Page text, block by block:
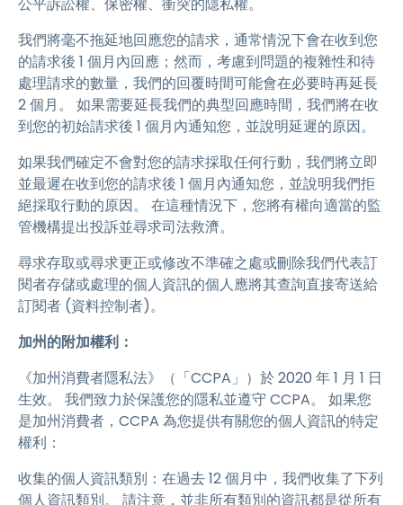
我們將毫不拖延地回應您的請求，通常情況下會在收到您
的請求後 1 個月內回應；然而，考慮到問題的複雜性和待
處理請求的數量，我們的回覆時間可能會在必要時再延長
2 個月。 如果需要延長我們的典型回應時間，我們將在收
到您的初始請求後 1 個月內通知您，並說明延遲的原因。
如果我們確定不會對您的請求採取任何行動，我們將立即
並最遲在收到您的請求後 1 個月內通知您，並說明我們拒
絕採取行動的原因。 在這種情況下，您將有權向適當的監
管機構提出投訴並尋求司法救濟。
尋求存取或尋求更正或修改不準確之處或刪除我們代表訂
閱者存儲或處理的個人資訊的個人應將其查詢直接寄送給
訂閱者 (資料控制者)。
加州的附加權利：
《加州消費者隱私法》（「CCPA」）於 2020 年 1 月 1 日
生效。 我們致力於保護您的隱私並遵守 CCPA。 如果您
是加州消費者，CCPA 為您提供有關您的個人資訊的特定
權利：
收集的個人資訊類別：在過去 12 個月中，我們收集了下列
個人資訊類別。 請注意，並非所有類別的資訊都是從所有